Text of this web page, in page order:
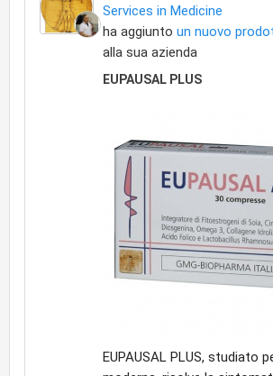
Services in Medicine
ha aggiunto un nuovo
alla sua azienda
EUPAUSAL PLUS
EUPAUSAL PLUS, studiato